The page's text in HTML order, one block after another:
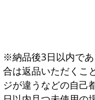
※納品後3日以内で
合は返品いただくこ
ジが違うなどの自己